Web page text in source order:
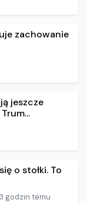
zachowanie
jeszcze
o stołki. To
3 godzin temu